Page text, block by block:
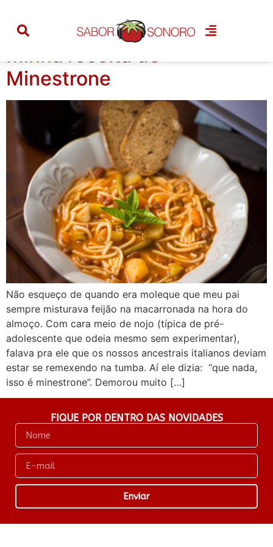
Tag: cocina povera
Minha receita de
Minestrone
Não esqueço de quando era moleque que meu pai
sempre misturava feijão na macarronada na hora do
almoço. Com cara meio de nojo (típica de pré-
adolescente que odeia mesmo sem experimentar),
falava pra ele que os nossos ancestrais italianos deviam
estar se remexendo na tumba. Aí ele dizia: “que nada,
isso é minestrone”. Demorou muito […]
FIQUE POR DENTRO DAS NOVIDADES
Enviar